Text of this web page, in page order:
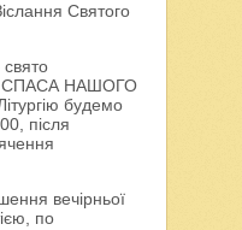
Святого
СПАСА НАШОГО
будемо
після
вечірньої
по